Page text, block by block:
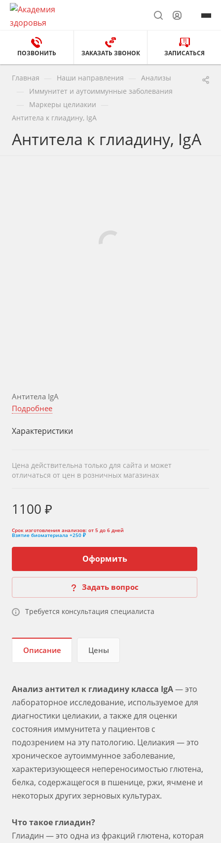
ПОЗВОНИТЬ ЗАКАЗАТЬ ЗВОНОК ЗАПИСАТЬСЯ
Главная Наши направления Анализы
Иммунитет и аутоиммунные заболевания
Маркеры целиакии
Антитела к глиадину, IgA
Антитела к глиадину, IgA
Антитела IgA
Подробнее
Характеристики
Цена действительна только для сайта и может
отличаться от цен в розничных магазинах
1100 ₽
Срок изготовления анализов: от 5 до 6 дней
Взятие биоматериала +250 ₽
Оформить
Задать вопрос
Требуется консультация специалиста
Описание Цены
Анализ антител к глиадину класса IgA— это
лабораторное исследование, используемое для
диагностики целиакии, а также для оценки
состояния иммунитета у пациентов с
подозрением на эту патологию. Целиакия — это
хроническое аутоиммунное заболевание,
характеризующееся непереносимостью глютена,
белка, содержащегося в пшенице, ржи, ячмене и
некоторых других зерновых культурах.
Что такое глиадин?
Глиадин — это одна из фракций глютена, которая